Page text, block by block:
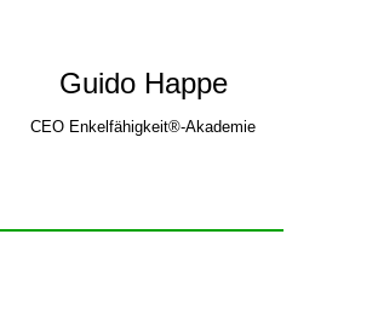
Guido Happe
CEO Enkelfähigkeit®-Akademie